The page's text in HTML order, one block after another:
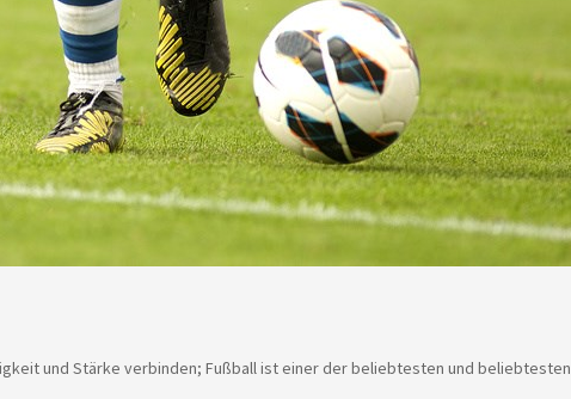
und Stärke verbinden; Fußball ist einer der beliebtesten und beliebtesten